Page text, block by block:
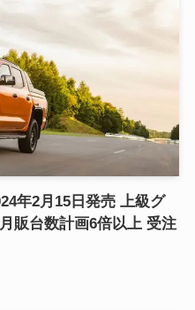
年2月15日発売 上級グ
販台数計画6倍以上 受注